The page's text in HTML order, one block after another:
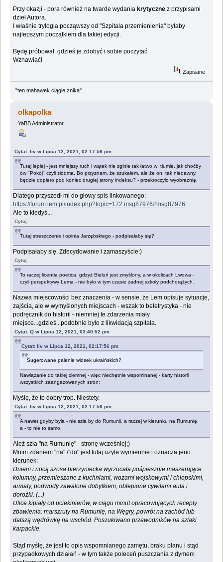
Przy okazji - pora również na twarde wydaniakrytyczne z przypisami
dzieł Autora.
I właśnie trylogia począwszy od "Szpitala przemienienia" byłaby
najlepszym początkiem dla takiej edycji.
Będę próbował gdzieś je zdobyć i sobie poczytać.
Wznawiać!
Zapisane
"ten mahawek ciągle znika"
olkapolka
YaBB Administrator
Cytat: liv w Lipca 12, 2021, 02:17:56 pm
Tutaj lepiej - jest mniejszy ruch i wątek nie zginie tak łatwo w tłumie, jak choćby
ów "Pokój" czyli siódma. Bo przyznam, że szukałem, ale że on, tak niedawny,
będzie dopiero pod koniec drugiej strony indeksu? - przekroczyło wyobraźnię.
Dlatego przyszedł mi do głowy spis linkowanego:
https://forum.lem.pl/index.php?topic=172.msg87976#msg87976
Ale to kiedyś...
Cytuj
Tutaj streszczenie i opinia Jarzębskiego - podpisałaby się?
Podpisałaby się. Zdecydowanie i zamaszyście:)
Cytuj
To raczej licentia poetica, gdzyż Bieluń jest zmyślony, a w okolicach Lwowa -
czyli perspektywy Lema - nie było w tym czasie żadnej szkoły podchorążych.
Nazwa miejscowości bez znaczenia - w sensie, że Lem opisuje sytuacje,
zajścia, ale w wymyślonych miejscach - wszak to beletrystyka - nie
podręcznik do historii - niemniej te zdarzenia miały
miejsce...gdzieś...podobnie było z likwidacją szpitala.
Cytat: Q w Lipca 12, 2021, 03:40:52 pm
Cytat: liv w Lipca 12, 2021, 02:17:56 pm
Sugerowane palenie wiosek ukraińskich?
Nawiązanie do takiej ciemnej - więc niechętnie wspominanej - karty historii
wszystkich zaangażowanych stron:
Myślę, że to dobry trop. Niestety.
Cytat: liv w Lipca 12, 2021, 02:17:56 pm
A nawet gdyby była - nie szla by do Rumunii, a raczej w kierunku na Rumunię,
a - to nie to samo.
Ależ szła "na Rumunię" - stronę wcześniej;)
Moim zdaniem "na" /"do" jest tutaj użyte wymiennie i oznacza jeno
kierunek:
Dniem i nocą szosa bierzyniecka wyrzucała pośpiesznie maszerujące
kolumny, przemieszane z kuchniami, wozami wojskowymi i chłopskimi,
armaty, podwody zawalone dobytkiem, oblepione cywilami auta i
dorożki. (...)
Ulice kipiały od uciekinierów, w ciągu minut opracowujących recepty
zbawienia: marszruty na Rumunię, na Węgry, powrót na zachód lub
dalszą wędrówkę na wschód. Poszukiwano przewodników na szlaki
karpackie.
Stąd myślę, że jest to opis wspomnianego zamętu, braku planu i stąd
przypadkowych działań - w tym także poleceń puszczania z dymem